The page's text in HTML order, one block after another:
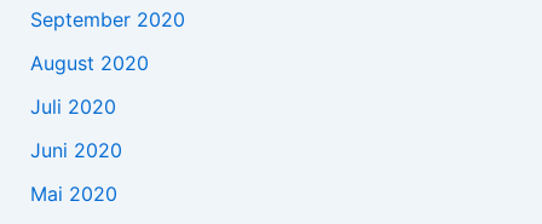
September 2020
August 2020
Juli 2020
Juni 2020
Mai 2020